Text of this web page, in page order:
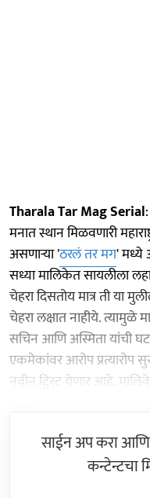
Tharala Tar Mag Serial
मनात स्थान मिळवणारी
असणाऱ्या 'ठरलं तर मग' मध्ये
सध्या मालिकेत सायलीला
चेहरा दिसतोय मात्र ती या
चेहरा लक्षात नाहीये.
सचिन आणि अस्मिता यांची
एकमेकांवर आरोप
नवीन ट्विस्ट येणार आहे.
साईन अप करा
कन्टेन्टचा